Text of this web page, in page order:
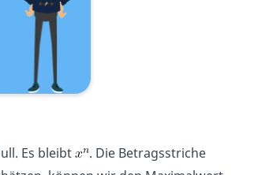
Es bleibt
. Die Betragsstriche